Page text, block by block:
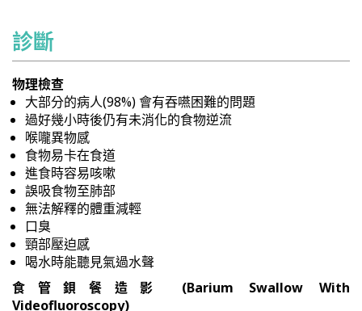
診斷
物理檢查
大部分的病人(98%) 會有吞嚥困難的問題
過好幾小時後仍有未消化的食物逆流
喉嚨異物感
食物易卡在食道
進食時容易咳嗽
誤吸食物至肺部
無法解釋的體重減輕
口臭
頸部壓迫感
喝水時能聽見氣過水聲
食管鋇餐造影 (Barium Swallow With
Videofluoroscopy)